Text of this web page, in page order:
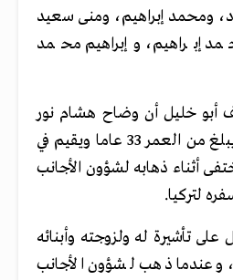
‏ومحمد إبراهيم، ومنى سعيد
إبراهيم، ‏وإبراهيم محمد
أبو خليل أن وضاح هشام نور
الدين عبد الله، الذي يبلغ من العمر 33 عاما ويقيم في
أثناء ذهابه لشؤون الأجانب
لتركيا.
تأشيرة له ولزوجته وأبنائه
وعندما ذهب لشؤون الأجانب